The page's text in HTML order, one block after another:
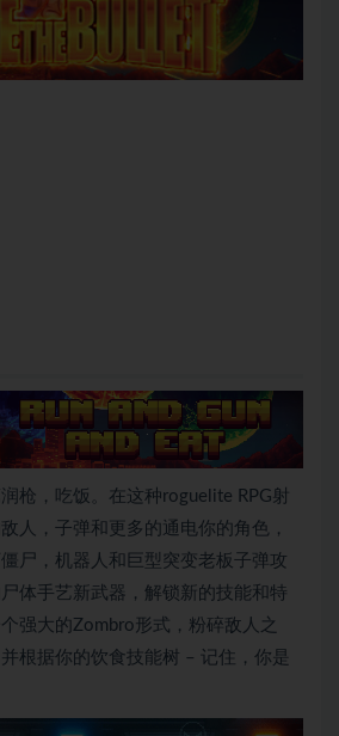
枪，吃饭。在这种roguelite RPG射
人，子弹和更多的通电你的角色，
尸，机器人和巨型突变老板子弹攻
体手艺新武器，解锁新的技能和特
强大的Zombro形式，粉碎敌人之
根据你的饮食技能树 – 记住，你是